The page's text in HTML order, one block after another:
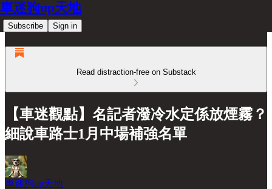
車迷狗up天地
Subscribe Sign in
Read distraction-free on Substack
【車迷觀點】名記者潑冷水定係放煙霧？
細說車路士1月中場補強名單
車迷狗up天地